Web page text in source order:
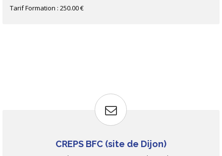
Tarif Formation : 250.00 €
CREPS BFC (site de Dijon)